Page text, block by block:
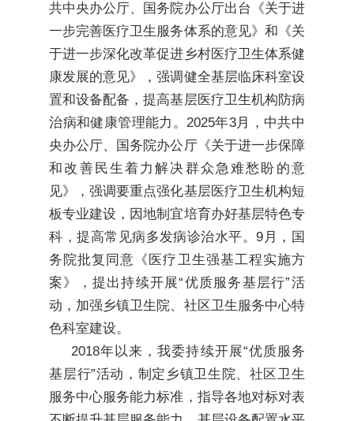
共中央办公厅、国务院办公厅出台《关于进
一步完善医疗卫生服务体系的意见》和《关
于进一步深化改革促进乡村医疗卫生体系健
康发展的意见》，强调健全基层临床科室设
置和设备配备，提高基层医疗卫生机构防病
治病和健康管理能力。2025年3月，中共中
央办公厅、国务院办公厅《关于进一步保障
和改善民生着力解决群众急难愁盼的意
见》，强调要重点强化基层医疗卫生机构短
板专业建设，因地制宜培育办好基层特色专
科，提高常见病多发病诊治水平。9月，国
务院批复同意《医疗卫生强基工程实施方
案》，提出持续开展“优质服务基层行”活
动，加强乡镇卫生院、社区卫生服务中心特
色科室建设。
2018年以来，我委持续开展“优质服务
基层行”活动，制定乡镇卫生院、社区卫生
服务中心服务能力标准，指导各地对标对表